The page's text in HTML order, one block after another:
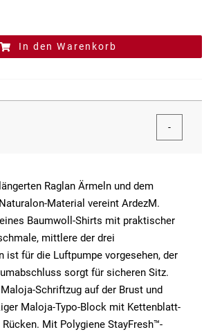
In den Warenkorb
Raglan Ärmeln und dem
Material vereint ArdezM.
Baumwoll-Shirts mit praktischer
mittlere der drei
ist für die Luftpumpe vorgesehen, der
sorgt für sicheren Sitz.
Schriftzug auf der Brust und
Maloja-Typo-Block mit Kettenblatt-
Mit Polygiene StayFresh™-